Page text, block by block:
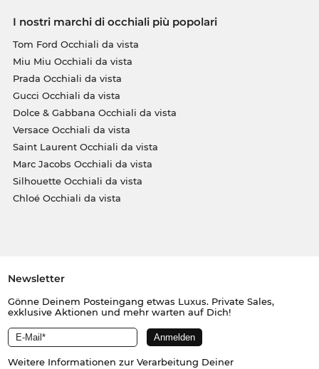
I nostri marchi di occhiali più popolari
Tom Ford Occhiali da vista
Miu Miu Occhiali da vista
Prada Occhiali da vista
Gucci Occhiali da vista
Dolce & Gabbana Occhiali da vista
Versace Occhiali da vista
Saint Laurent Occhiali da vista
Marc Jacobs Occhiali da vista
Silhouette Occhiali da vista
Chloé Occhiali da vista
Newsletter
Gönne Deinem Posteingang etwas Luxus. Private Sales,
exklusive Aktionen und mehr warten auf Dich!
Weitere Informationen zur Verarbeitung Deiner